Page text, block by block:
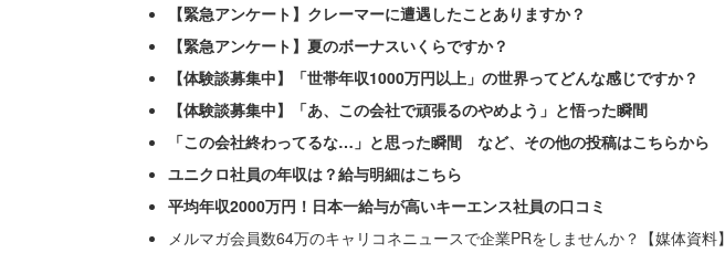
【緊急アンケート】クレーマーに遭遇したことありますか？
【緊急アンケート】夏のボーナスいくらですか？
【体験談募集中】「世帯年収1000万円以上」の世界ってどんな感じですか？
【体験談募集中】「あ、この会社で頑張るのやめよう」と悟った瞬間
「この会社終わってるな…」と思った瞬間 など、その他の投稿はこちらから
ユニクロ社員の年収は？給与明細はこちら
平均年収2000万円！日本一給与が高いキーエンス社員の口コミ
メルマガ会員数64万のキャリコネニュースで企業PRをしませんか？【媒体資料】